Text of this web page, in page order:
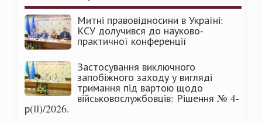
Митні правовідносини в Україні:
КСУ долучився до науково-
практичної конференції
Застосування виключного
запобіжного заходу у вигляді
тримання під вартою щодо
військовослужбовців: Рішення № 4-
р(ІІ)/2026.